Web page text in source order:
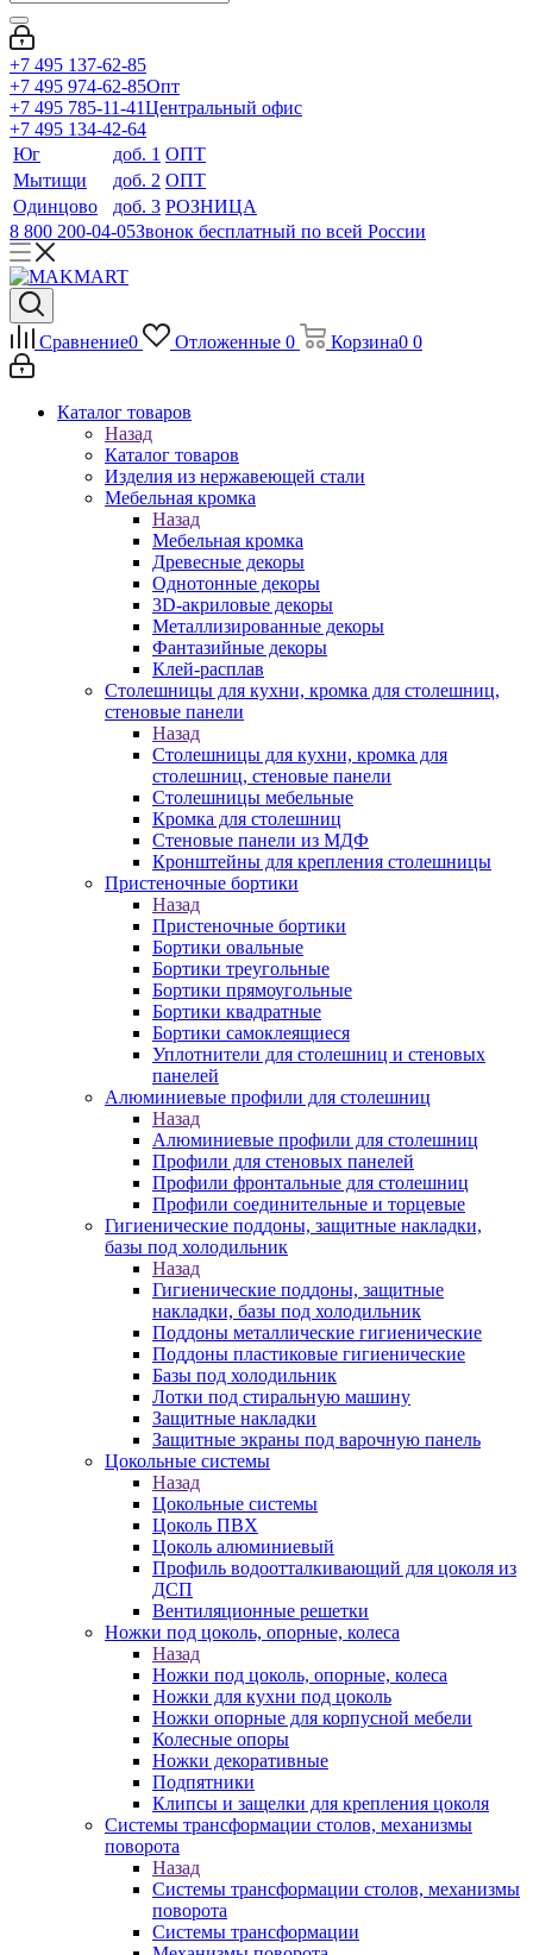
+7 495 137-62-85
+7 495 974-62-85Опт
+7 495 785-11-41Центральный офис
+7 495 134-42-64
Юг
доб. 1 ОПТ
Мытищи
доб. 2 ОПТ
Одинцово
доб. 3 РОЗНИЦА
8 800 200-04-05Звонок бесплатный по всей России
Сравнение0 Отложенные 0 Корзина0 0
Каталог товаров
Назад
Каталог товаров
Изделия из нержавеющей стали
Мебельная кромка
Назад
Мебельная кромка
Древесные декоры
Однотонные декоры
3D-акриловые декоры
Металлизированные декоры
Фантазийные декоры
Клей-расплав
Столешницы для кухни, кромка для столешниц,
стеновые панели
Назад
Столешницы для кухни, кромка для
столешниц, стеновые панели
Столешницы мебельные
Кромка для столешниц
Стеновые панели из МДФ
Кронштейны для крепления столешницы
Пристеночные бортики
Назад
Пристеночные бортики
Бортики овальные
Бортики треугольные
Бортики прямоугольные
Бортики квадратные
Бортики самоклеящиеся
Уплотнители для столешниц и стеновых
панелей
Алюминиевые профили для столешниц
Назад
Алюминиевые профили для столешниц
Профили для стеновых панелей
Профили фронтальные для столешниц
Профили соединительные и торцевые
Гигиенические поддоны, защитные накладки,
базы под холодильник
Назад
Гигиенические поддоны, защитные
накладки, базы под холодильник
Поддоны металлические гигиенические
Поддоны пластиковые гигиенические
Базы под холодильник
Лотки под стиральную машину
Защитные накладки
Защитные экраны под варочную панель
Цокольные системы
Назад
Цокольные системы
Цоколь ПВХ
Цоколь алюминиевый
Профиль водоотталкивающий для цоколя из
ДСП
Вентиляционные решетки
Ножки под цоколь, опорные, колеса
Назад
Ножки под цоколь, опорные, колеса
Ножки для кухни под цоколь
Ножки опорные для корпусной мебели
Колесные опоры
Ножки декоративные
Подпятники
Клипсы и защелки для крепления цоколя
Системы трансформации столов, механизмы
поворота
Назад
Системы трансформации столов, механизмы
поворота
Системы трансформации